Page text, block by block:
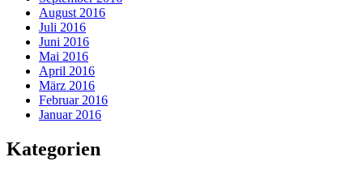
August 2016
Juli 2016
Juni 2016
Mai 2016
April 2016
März 2016
Februar 2016
Januar 2016
Kategorien